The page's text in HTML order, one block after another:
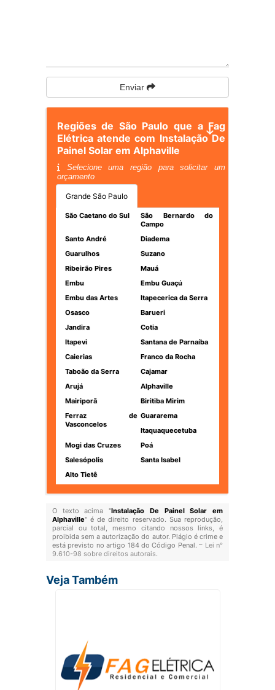
Enviar
Regiões de São Paulo que a Fag
Elétrica atende com Instalação De
Painel Solar em Alphaville
Selecione uma região para solicitar um
orçamento
Grande São Paulo
São Caetano do Sul
São Bernardo do
Campo
Santo André
Diadema
Guarulhos
Suzano
Ribeirão Pires
Mauá
Embu
Embu Guaçú
Embu das Artes
Itapecerica da Serra
Osasco
Barueri
Jandira
Cotia
Itapevi
Santana de Parnaíba
Caierias
Franco da Rocha
Taboão da Serra
Cajamar
Arujá
Alphaville
Mairiporã
Biritiba Mirim
Ferraz de
Vasconcelos
Guararema
Itaquaquecetuba
Mogi das Cruzes
Poá
Salesópolis
Santa Isabel
Alto Tietê
O texto acima "Instalação De Painel Solar em
Alphaville" é de direito reservado. Sua reprodução,
parcial ou total, mesmo citando nossos links, é
proibida sem a autorização do autor. Plágio é crime e
está previsto no artigo 184 do Código Penal. – Lei n°
9.610-98 sobre direitos autorais.
Veja Também